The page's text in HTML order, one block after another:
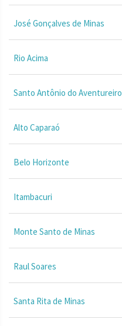
José Gonçalves de Minas
Rio Acima
Santo Antônio do Aventureiro
Alto Caparaó
Belo Horizonte
Itambacuri
Monte Santo de Minas
Raul Soares
Santa Rita de Minas